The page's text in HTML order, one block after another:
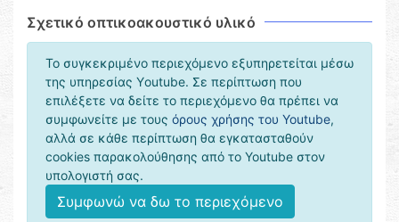
Σχετικό οπτικοακουστικό υλικό
Το συγκεκριμένο περιεχόμενο εξυπηρετείται μέσω
της υπηρεσίας Υoutube. Σε περίπτωση που
επιλέξετε να δείτε το περιεχόμενο θα πρέπει να
συμφωνείτε με τους όρους χρήσης του Youtube,
αλλά σε κάθε περίπτωση θα εγκατασταθούν
cookies παρακολούθησης από το Youtube στον
υπολογιστή σας.
Συμφωνώ να δω το περιεχόμενο